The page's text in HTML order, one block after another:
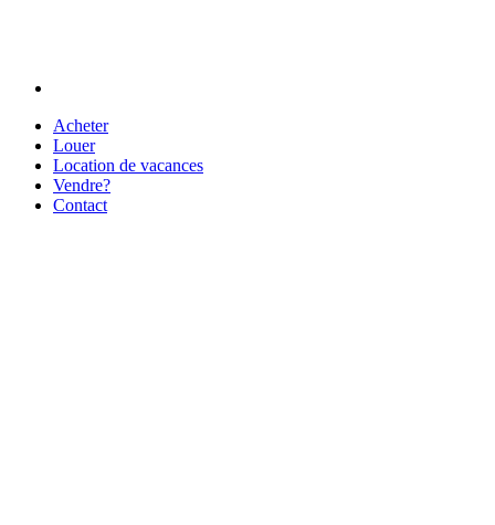
Acheter
Louer
Location de vacances
Vendre?
Contact